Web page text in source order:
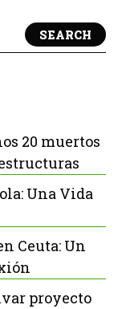
SEARCH
20 muertos
Una Vida
Ceuta: Un
proyecto